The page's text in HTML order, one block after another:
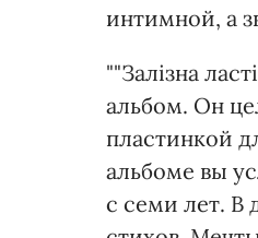
интимной, а
""Залізна
альбом. Он
пластинкой
альбоме вы
с семи лет. В